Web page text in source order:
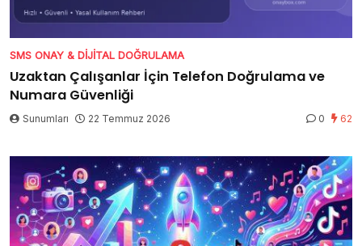
SMS ONAY & DIJITAL DOĞRULAMA
Uzaktan Çalışanlar İçin Telefon Doğrulama ve
Numara Güvenliği
Sunumları 22 Temmuz 2026 0 62